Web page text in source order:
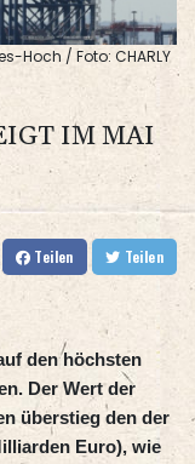
Hoch / Foto: CHARLY
IM MAI
Teilen Teilen
den höchsten
Der Wert der
überstieg den der
Euro), wie